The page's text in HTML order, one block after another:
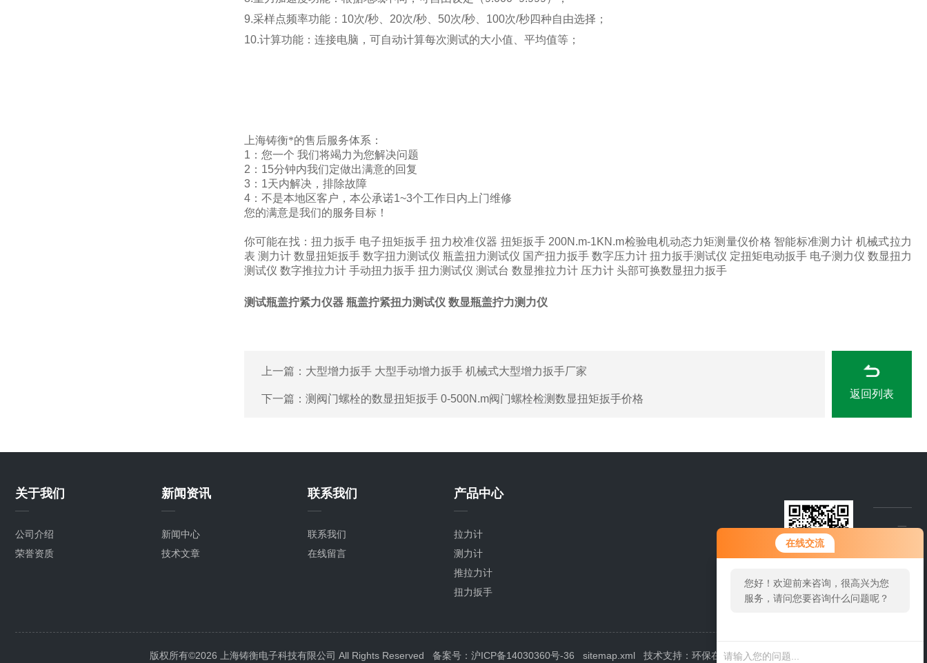
在线交流
您好！欢迎前来咨询，很高兴为您
服务，请问您要咨询什么问题呢？
9.采样点频率功能： 10次/秒、 20次/秒、 50次/秒、 100次/秒四种自由选择；
10.计算功能：连接电脑，可自动计算每次测试的大小值、平均值等；
上海铸衡*的售后服务体系：
1：您一个 我们将竭力为您解决问题
2：15分钟内我们定做出满意的回复
3：1天内解决，排除故障
4：不是本地区客户，本公承诺1~3个工作日内上门维修
您的满意是我们的服务目标！
你可能在找：扭力扳手 电子扭矩扳手 扭力校准仪器 扭矩扳手 200N.m-1KN.m检验电机动态力矩测量仪价格 智能标准测力计 机械式拉力
表 测力计 数显扭矩扳手 数字扭力测试仪 瓶盖扭力测试仪 国产扭力扳手 数字压力计 扭力扳手测试仪 定扭矩电动扳手 电子测力仪 数显扭力
测试仪 数字推拉力计 手动扭力扳手 扭力测试仪 测试台 数显推拉力计 压力计 头部可换数显扭力扳手
测试瓶盖拧紧力仪器 瓶盖拧紧扭力测试仪 数显瓶盖拧力测力仪
上一篇： 大型增力扳手 大型手动增力扳手 机械式大型增力扳手厂家
下一篇： 测阀门螺栓的数显扭矩扳手 0-500N.m阀门螺栓检测数显扭矩扳手价格 返回列表
关于我们
公司介绍
荣誉资质
新闻资讯
新闻中心
技术文章
联系我们
联系我们
在线留言
产品中心
拉力计
测力计
推拉力计
扭力扳手
扭力测试仪
拉力测试仪
版权所有©2026 上海铸衡电子科技有限公司 All Rights Reserved 备案号：沪ICP备14030360号-36 sitemap.xml 技术支持： 环保在线 管理登陆